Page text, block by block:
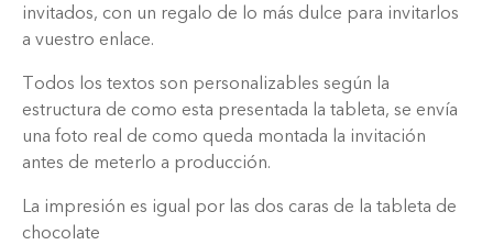
invitados, con un regalo de lo más dulce para invitarlos
a vuestro enlace.
Todos los textos son personalizables según la
estructura de como esta presentada la tableta, se envía
una foto real de como queda montada la invitación
antes de meterlo a producción.
La impresión es igual por las dos caras de la tableta de
chocolate